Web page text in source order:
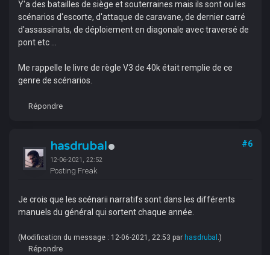
Y'a des batailles de siège et souterraines mais ils sont ou les
scénarios d'escorte, d'attaque de caravane, de dernier carré
d'assassinats, de déploiement en diagonale avec traversé de
pont etc ...
Me rappelle le livre de règle V3 de 40k était remplie de ce
genre de scénarios.
Répondre
hasdrubal
12-06-2021, 22:52
Posting Freak
#6
Je crois que les scénarii narratifs sont dans les différents
manuels du général qui sortent chaque année.
(Modification du message : 12-06-2021, 22:53 par hasdrubal .)
Répondre